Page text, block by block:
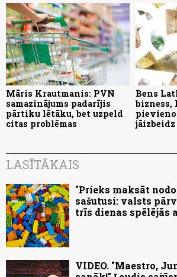
Māris Krautmanis: PVN
samazinājums padarījis
pārtiku lētāku, bet uzpeld
citas problēmas
Bens
bizness,
jāizbeidz
LASĪTĀKAIS
"Prieks maksāt
sašutusi: valsts
trīs dienas spēlējās
VIDEO. "Maestro,